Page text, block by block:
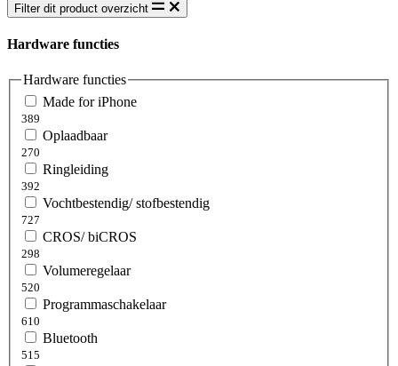
Filter dit product overzicht
Hardware functies
Hardware functies
Made for iPhone
389
Oplaadbaar
270
Ringleiding
392
Vochtbestendig/ stofbestendig
727
CROS/ biCROS
298
Volumeregelaar
520
Programmaschakelaar
610
Bluetooth
515